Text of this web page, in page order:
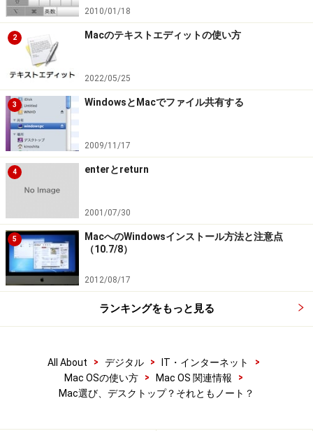
2010/01/18
2 Macのテキストエディットの使い方
2022/05/25
3 WindowsとMacでファイル共有する
2009/11/17
4 enterとreturn
2001/07/30
5
MacへのWindowsインストール方法と注意点
（10.7/8）
2012/08/17
ランキングをもっと見る
All About > デジタル > IT・インターネット
>
Mac OSの使い方
> Mac OS 関連情報
>
Mac選び、デスクトップ？それともノート？